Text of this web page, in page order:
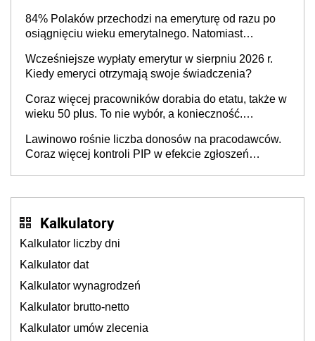
84% Polaków przechodzi na emeryturę od razu po
osiągnięciu wieku emerytalnego. Natomiast
stanie? Pracownicy 45+ to siła napędowa
gospodarki
Wcześniejsze wypłaty emerytur w sierpniu 2026 r.
Kiedy emeryci otrzymają swoje świadczenia?
Coraz więcej pracowników dorabia do etatu, także w
wieku 50 plus. To nie wybór, a konieczność.
Lawinowo rośnie liczba donosów na pracodawców.
Coraz więcej kontroli PIP w efekcie zgłoszeń
Kalkulatory
Kalkulator liczby dni
Kalkulator dat
Kalkulator wynagrodzeń
Kalkulator brutto-netto
Kalkulator umów zlecenia